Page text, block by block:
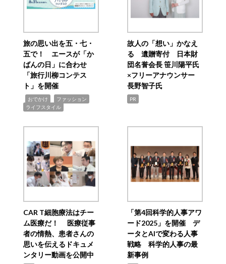
旅の思い出を五・七・
五で！ エースが「か
ばんの日」に合わせ
「旅行川柳コンテス
ト」を開催
おでかけ ファッション
ライフスタイル
故人の「想い」かなえ
る 遺贈寄付 日本財
団名誉会長 笹川陽平氏
×フリーアナウンサー
長野智子氏
PR
CAR T細胞療法はチー
ム医療だ！ 医療従事
者の情熱、患者さんの
思いを伝えるドキュメ
ンタリー動画を公開中
「第4回科学的人事アワ
ード2025」を開催 デ
ータとAIで変わる人事
戦略 科学的人事の最
新事例